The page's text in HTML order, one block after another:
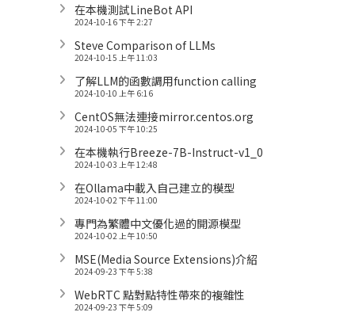
在本機測試LineBot API
2024-10-16 下午 2:27
Steve Comparison of LLMs
2024-10-15 上午 11:03
了解LLM的函數調用function calling
2024-10-10 上午 6:16
CentOS無法連接mirror.centos.org
2024-10-05 下午 10:25
在本機執行Breeze-7B-Instruct-v1_0
2024-10-03 上午 12:48
在Ollama中載入自己建立的模型
2024-10-02 下午 11:00
專門為繁體中文優化過的開源模型
2024-10-02 上午 10:50
MSE(Media Source Extensions)介紹
2024-09-23 下午 5:38
WebRTC 點對點特性帶來的複雜性
2024-09-23 下午 5:09